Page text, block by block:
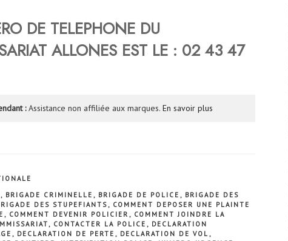
DE TELEPHONE DU
ALLONES EST LE : 02 43 47
:Assistance non affiliée aux marques. En savoir plus
, BRIGADE CRIMINELLE , BRIGADE DE POLICE , BRIGADE DES
DES STUPEFIANTS, COMMENT DEPOSER UNE PLAINTE
, COMMENT DEVENIR POLICIER , COMMENT JOINDRE LA
, CONTACTER LA POLICE , DECLARATION
, DECLARATION DE PERTE , DECLARATION DE VOL ,